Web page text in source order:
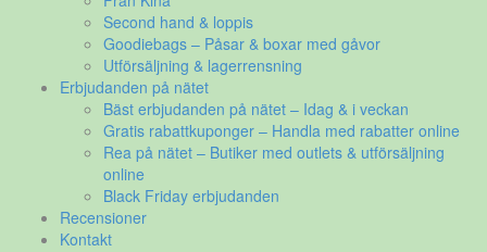
Second hand & loppis
Goodiebags – Påsar & boxar med gåvor
Utförsäljning & lagerrensning
Erbjudanden på nätet
Bäst erbjudanden på nätet – Idag & i veckan
Gratis rabattkuponger – Handla med rabatter online
Rea på nätet – Butiker med outlets & utförsäljning
online
Black Friday erbjudanden
Recensioner
Kontakt